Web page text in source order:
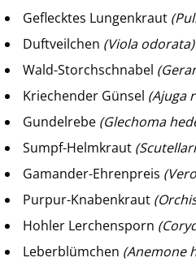
Geflecktes Lungenkraut
Duftveilchen (Viola odorata)
Wald-Storchschnabel
Kriechender Günsel (Ajuga
Gundelrebe (Glechoma
Sumpf-Helmkraut
Gamander-Ehrenpreis
Purpur-Knabenkraut
Hohler Lerchensporn
Leberblümchen (Anemone